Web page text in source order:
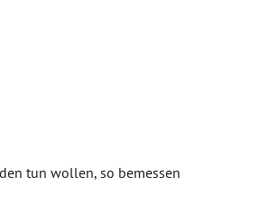
tun wollen, so bemessen